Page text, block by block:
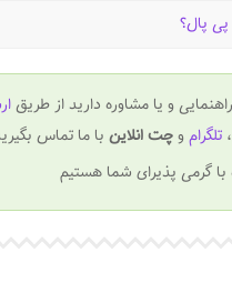
پال؟
و یا مشاوره دارید از طریق
،تلگراموچت انلاین با ما تماس
با گرمی پذیرای شما هستیم